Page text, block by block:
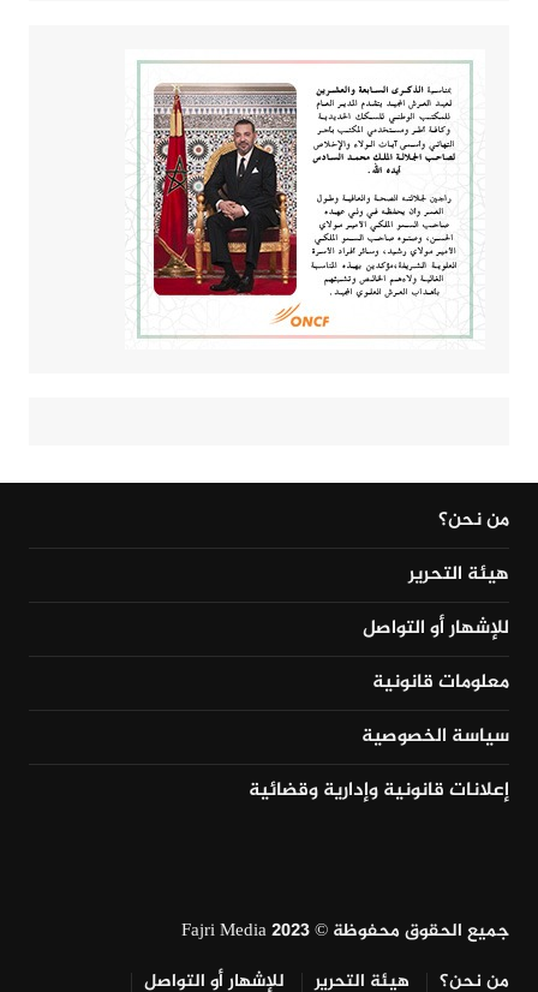
من نحن؟
هيئة التحرير
للإشهار أو التواصل
معلومات قانونية
سياسة الخصوصية
إعلانات قانونية وإدارية وقضائية
جميع الحقوق محفوظة © Fajri Media 2023
من نحن؟
هيئة التحرير للإشهار أو التواصل